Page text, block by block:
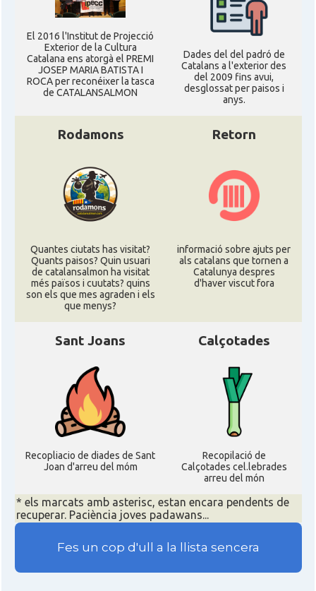
El 2016 l'Institut de Projecció
Exterior de la Cultura
Catalana ens atorgà el PREMI
JOSEP MARIA BATISTA I
ROCA per reconéixer la tasca
de CATALANSALMON
Dades del del padró de
Catalans a l'exterior des
del 2009 fins avui,
desglossat per paisos i
anys.
Rodamons
Quantes ciutats has visitat?
Quants paisos? Quin usuari
de catalansalmon ha visitat
més països i cuutats? quins
son els que mes agraden i els
que menys?
Retorn
informació sobre ajuts per
als catalans que tornen a
Catalunya despres
d'haver viscut fora
Sant Joans
Recopliacio de diades de Sant
Joan d'arreu del móm
Calçotades
Recopilació de
Calçotades cel.lebrades
arreu del món
* els marcats amb asterisc, estan encara pendents de
recuperar. Paciència joves padawans...
Fes un cop d'ull a la llista sencera